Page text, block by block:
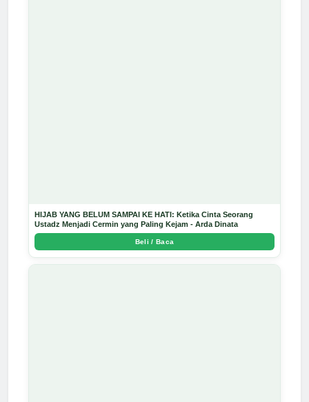
HIJAB YANG BELUM SAMPAI KE HATI: Ketika Cinta Seorang
Ustadz Menjadi Cermin yang Paling Kejam - Arda Dinata
Beli / Baca